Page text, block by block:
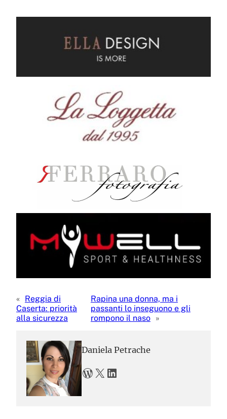
« Reggia di
Caserta: priorità
alla sicurezza
Rapina una donna, ma i
passanti lo inseguono e gli
rompono il naso »
Daniela Petrache
WordPress X LinkedIn